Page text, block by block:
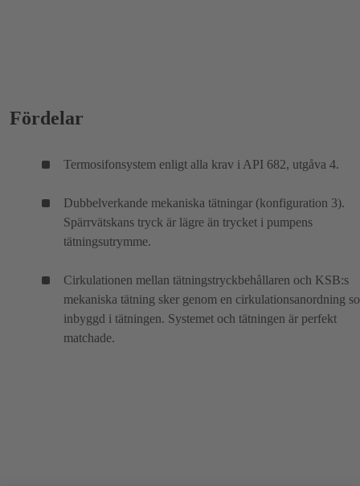
Fördelar
Termosifonsystem enligt alla krav i API 682, utgåva 4.
Dubbelverkande mekaniska tätningar (konfiguration 3).
Spärrvätskans tryck är lägre än trycket i pumpens
tätningsutrymme.
Cirkulationen mellan tätningstryckbehållaren och KSB:s
mekaniska tätning sker genom en cirkulationsanordning
inbyggd i tätningen. Systemet och tätningen är perfekt
matchade.